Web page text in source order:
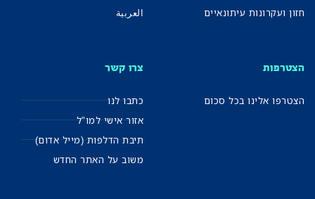
חזון ועקרונות עיתונאיים
العربية
הצטרפות
הצטרפו אלינו בכל סכום
צרו קשר
כתבו לנו
אזור אישי למו"ל
תיבת הדלפות (מייל אדום)
משוב על האתר החדש